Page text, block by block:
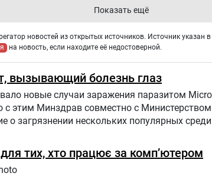
Показать ещё
новостей из открытых источников. Источник указан
на новость, если находите её недостоверной.
вызывающий болезнь глаз
новые случаи заражения паразитом
с этим Минздрав совместно с
о загрязнении нескольких популярных
тих, хто працює за комп’ютером